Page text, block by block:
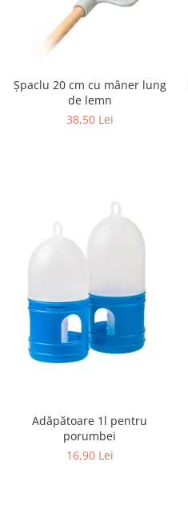
Șpaclu 20 cm cu mâner lung
de lemn
38,50 Lei
Adăpătoare 1l pentru
porumbei
16,90 Lei